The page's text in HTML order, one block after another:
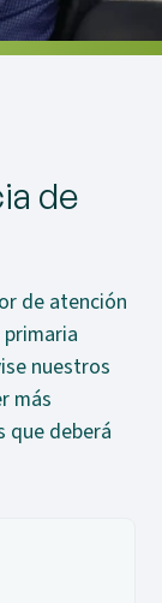
de
de atención
nuestros
más
que deberá